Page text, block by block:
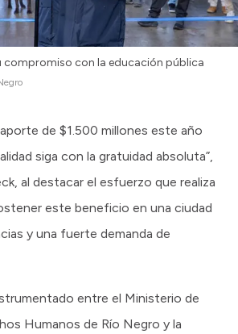
compromiso con la educación pública
de $1.500 millones este año
siga con la gratuidad absoluta”,
al destacar el esfuerzo que realiza
este beneficio en una ciudad
y una fuerte demanda de
entre el Ministerio de
Humanos de Río Negro y la